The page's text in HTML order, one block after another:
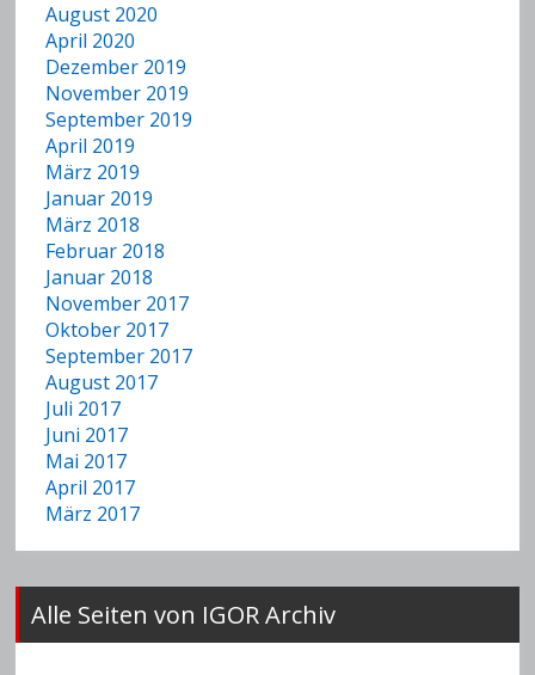
August 2020
April 2020
Dezember 2019
November 2019
September 2019
April 2019
März 2019
Januar 2019
März 2018
Februar 2018
Januar 2018
November 2017
Oktober 2017
September 2017
August 2017
Juli 2017
Juni 2017
Mai 2017
April 2017
März 2017
Alle Seiten von IGOR Archiv